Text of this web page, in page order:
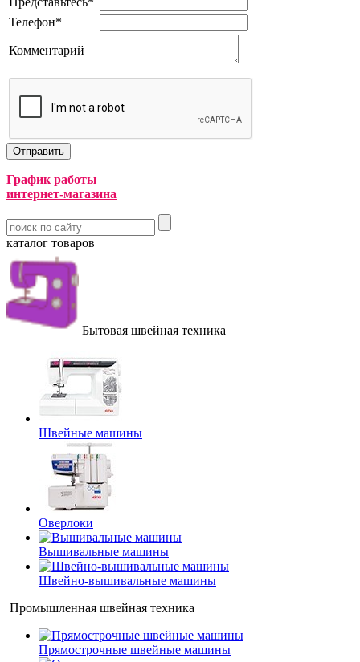
Телефон*
Комментарий
График работы
интернет-магазина
каталог товаров
Бытовая швейная техника
Швейные машины
Оверлоки
Вышивальные машины
Швейно-вышивальные машины
Промышленная швейная техника
Прямострочные швейные машины